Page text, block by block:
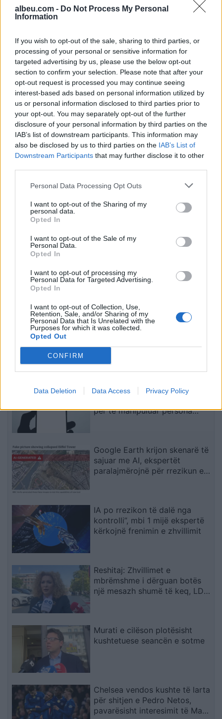
albeu.com - Do Not Process My Personal
Information
If you wish to opt-out of the sale, sharing to third parties, or
processing of your personal or sensitive information for
targeted advertising by us, please use the below opt-out
section to confirm your selection. Please note that after your
opt-out request is processed you may continue seeing
interest-based ads based on personal information utilized by
us or personal information disclosed to third parties prior to
your opt-out. You may separately opt-out of the further
disclosure of your personal information by third parties on the
IAB’s list of downstream participants. This information may
also be disclosed by us to third parties on the IAB’s List of
Downstream Participants that may further disclose it to other
Personal Data Processing Opt Outs
I want to opt-out of the Sharing of my
personal data.
Opted In
I want to opt-out of the Sale of my
Personal Data.
Opted In
I want to opt-out of processing my
Personal Data for Targeted Advertising.
Opted In
I want to opt-out of Collection, Use,
Retention, Sale, and/or Sharing of my
Personal Data that Is Unrelated with the
Purposes for which it was collected.
Opted Out
CONFIRM
Data Deletion Data Access Privacy Policy
ukrainas, përfshihet nga
flakët rafineria dhe
Je mysafir, kthehu në
Shqipëri”/ Gazetari grek
me origjinë shqiptare
përballet me sulm racist
pas paralajmërimit për
rikthimin e ideologjisë së
Agimit të Artë
Adelina Ismaili rikthehet
me projekt të ri/ Zbulon
bashkëpunimin surprizë
me Gimbo-n
Aksident i rëndë në Papër,
makina godet trasenë
GJKKO lë në qeli Samir
vuajë 14 vite burg për
Nxehtësia ekstreme dhe
zjarret po bëhen norma e
re klimatike, bota
përballet me sinjale alarmi
Eric Wendt ambasadori i
ardhshëm i SHBA-së në
Shqipëri, ambasada: Do të
të fundit
Testet zbulojnë se modele të
për të manipuluar persona
Google Earth krijon skenarë të
sajuar me AI, ekspertët
paralajmërojnë për rrezikun e
IA po rrezikon të dalë nga
kontrolli”, mbi 1 mijë ekspertë
kërkojnë frenimin e zhvillimit
Reshitaj: Zhvillimet e
mbrëmshme i dërguan botës
një mesazh shumë të keq, LDK-
Murati e cilëson plotësisht
kushtetuese seancën e sotme
Chelsea vendos kushte të larta
për shitjen e Pedro Netos,
pavarësisht interesimit të Man